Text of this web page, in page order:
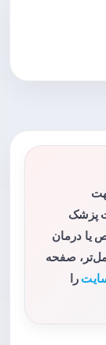
پزشک
یا درمان
صفحه
را